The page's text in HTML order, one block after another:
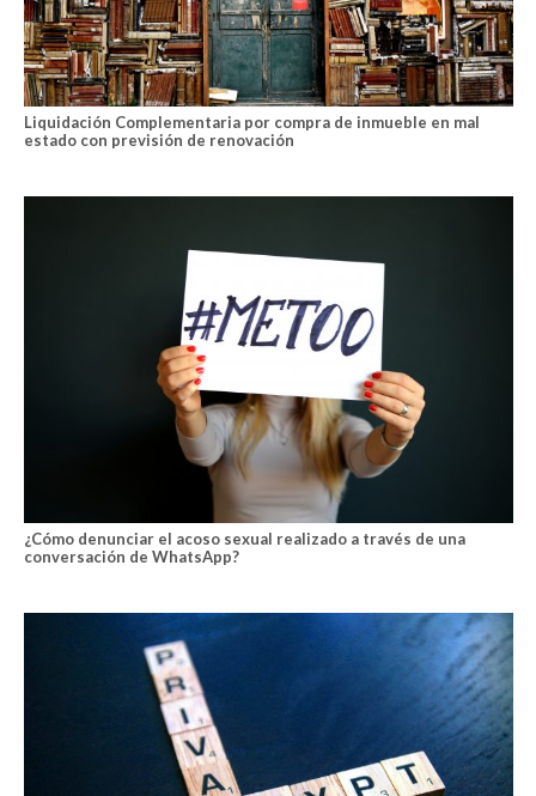
Liquidación Complementaria por compra de inmueble en mal
estado con previsión de renovación
¿Cómo denunciar el acoso sexual realizado a través de una
conversación de WhatsApp?